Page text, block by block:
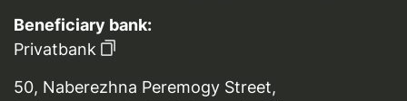
Beneficiary bank:
Privatbank
50, Naberezhna Peremogy Street,